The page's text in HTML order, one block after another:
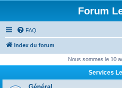
Forum
FAQ
Index du forum
Nous sommes le 10
Services